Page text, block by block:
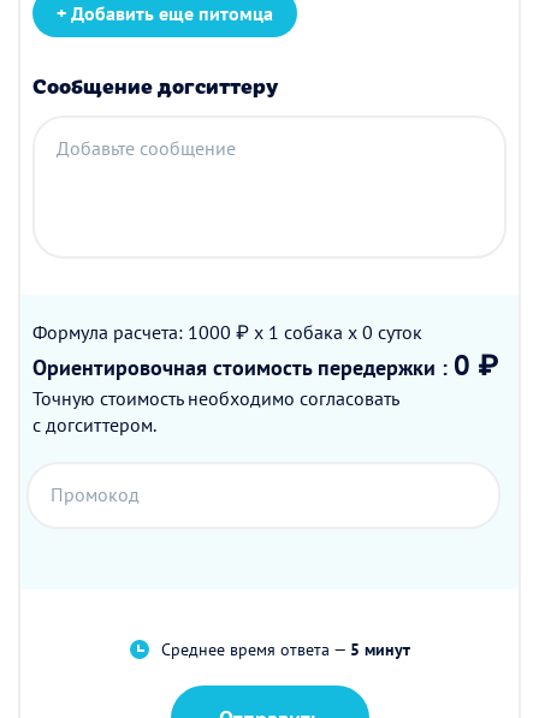
+ Добавить еще питомца
Сообщение догситтеру
Добавьте сообщение
Формула расчета: 1000 ₽ x 1 собака x 0 суток
Ориентировочная стоимость передержки : 0 ₽
Точную стоимость необходимо согласовать
с догситтером.
Промокод
Среднее время ответа — 5 минут